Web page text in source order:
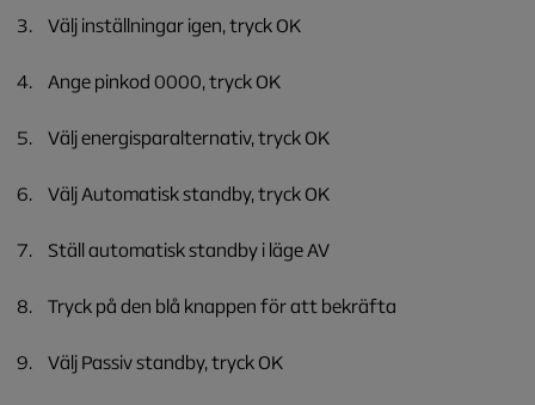
Välj inställningar igen, tryck OK
Ange pinkod 0000, tryck OK
Välj energisparalternativ, tryck OK
Välj Automatisk standby, tryck OK
Ställ automatisk standby i läge AV
Tryck på den blå knappen för att bekräfta
Välj Passiv standby, tryck OK